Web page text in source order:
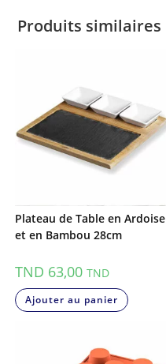
Produits similaires
Plateau de Table en Ardoise
et en Bambou 28cm
TND 63,00 TND
Ajouter au panier